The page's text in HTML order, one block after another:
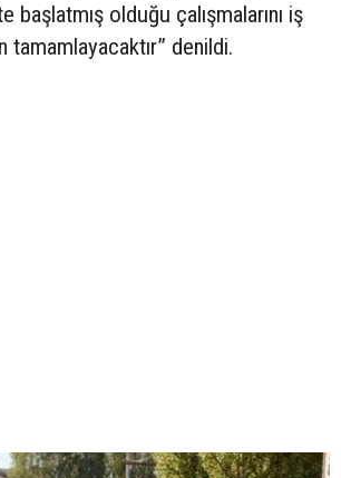
başlatmış olduğu çalışmalarını iş
denildi.